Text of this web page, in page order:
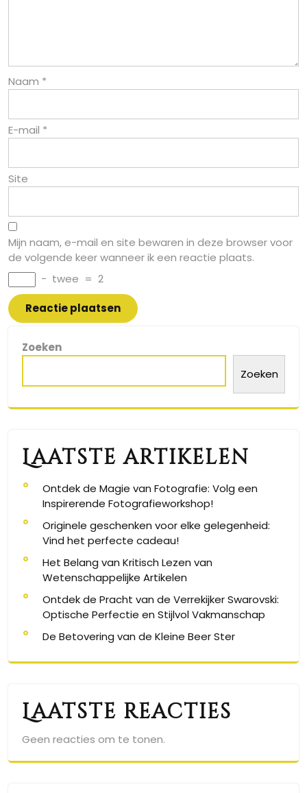
Naam *
E-mail *
Site
Mijn naam, e-mail en site bewaren in deze browser voor
de volgende keer wanneer ik een reactie plaats.
− twee = 2
Zoeken
Zoeken
Laatste artikelen
Ontdek de Magie van Fotografie: Volg een
Inspirerende Fotografieworkshop!
Originele geschenken voor elke gelegenheid:
Vind het perfecte cadeau!
Het Belang van Kritisch Lezen van
Wetenschappelijke Artikelen
Ontdek de Pracht van de Verrekijker Swarovski:
Optische Perfectie en Stijlvol Vakmanschap
De Betovering van de Kleine Beer Ster
Laatste reacties
Geen reacties om te tonen.